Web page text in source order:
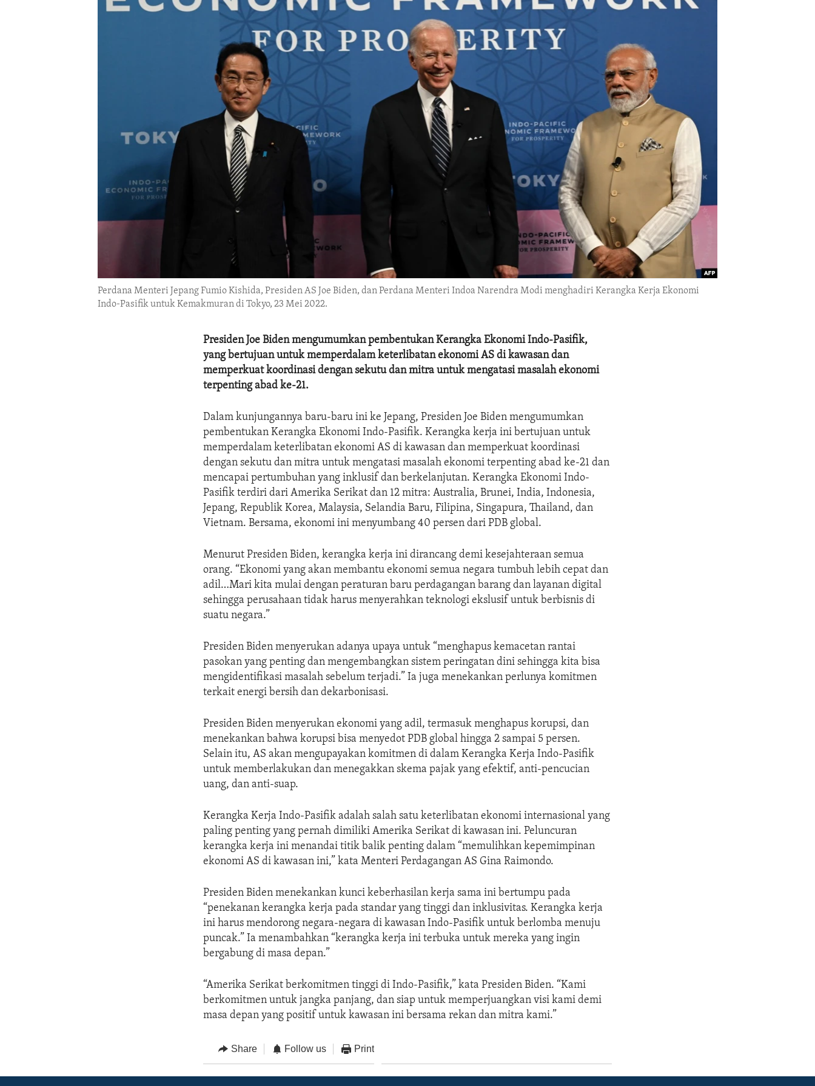
Perdana Menteri Jepang Fumio Kishida, Presiden AS Joe Biden, dan Perdana Menteri Indoa Narendra Modi menghadiri Kerangka Kerja Ekonomi
Indo-Pasifik untuk Kemakmuran di Tokyo, 23 Mei 2022.
Presiden Joe Biden mengumumkan pembentukan Kerangka Ekonomi Indo-Pasifik,
yang bertujuan untuk memperdalam keterlibatan ekonomi AS di kawasan dan
memperkuat koordinasi dengan sekutu dan mitra untuk mengatasi masalah ekonomi
terpenting abad ke-21.
Dalam kunjungannya baru-baru ini ke Jepang, Presiden Joe Biden mengumumkan
pembentukan Kerangka Ekonomi Indo-Pasifik. Kerangka kerja ini bertujuan untuk
memperdalam keterlibatan ekonomi AS di kawasan dan memperkuat koordinasi
dengan sekutu dan mitra untuk mengatasi masalah ekonomi terpenting abad ke-21 dan
mencapai pertumbuhan yang inklusif dan berkelanjutan. Kerangka Ekonomi Indo-
Pasifik terdiri dari Amerika Serikat dan 12 mitra: Australia, Brunei, India, Indonesia,
Jepang, Republik Korea, Malaysia, Selandia Baru, Filipina, Singapura, Thailand, dan
Vietnam. Bersama, ekonomi ini menyumbang 40 persen dari PDB global.
Menurut Presiden Biden, kerangka kerja ini dirancang demi kesejahteraan semua
orang. “Ekonomi yang akan membantu ekonomi semua negara tumbuh lebih cepat dan
adil…Mari kita mulai dengan peraturan baru perdagangan barang dan layanan digital
sehingga perusahaan tidak harus menyerahkan teknologi ekslusif untuk berbisnis di
suatu negara.”
Presiden Biden menyerukan adanya upaya untuk “menghapus kemacetan rantai
pasokan yang penting dan mengembangkan sistem peringatan dini sehingga kita bisa
mengidentifikasi masalah sebelum terjadi.” Ia juga menekankan perlunya komitmen
terkait energi bersih dan dekarbonisasi.
Presiden Biden menyerukan ekonomi yang adil, termasuk menghapus korupsi, dan
menekankan bahwa korupsi bisa menyedot PDB global hingga 2 sampai 5 persen.
Selain itu, AS akan mengupayakan komitmen di dalam Kerangka Kerja Indo-Pasifik
untuk memberlakukan dan menegakkan skema pajak yang efektif, anti-pencucian
uang, dan anti-suap.
Kerangka Kerja Indo-Pasifik adalah salah satu keterlibatan ekonomi internasional yang
paling penting yang pernah dimiliki Amerika Serikat di kawasan ini. Peluncuran
kerangka kerja ini menandai titik balik penting dalam “memulihkan kepemimpinan
ekonomi AS di kawasan ini,” kata Menteri Perdagangan AS Gina Raimondo.
Presiden Biden menekankan kunci keberhasilan kerja sama ini bertumpu pada
“penekanan kerangka kerja pada standar yang tinggi dan inklusivitas. Kerangka kerja
ini harus mendorong negara-negara di kawasan Indo-Pasifik untuk berlomba menuju
puncak.” Ia menambahkan “kerangka kerja ini terbuka untuk mereka yang ingin
bergabung di masa depan.”
“Amerika Serikat berkomitmen tinggi di Indo-Pasifik,” kata Presiden Biden. “Kami
berkomitmen untuk jangka panjang, dan siap untuk memperjuangkan visi kami demi
masa depan yang positif untuk kawasan ini bersama rekan dan mitra kami.”
Share Follow us Print